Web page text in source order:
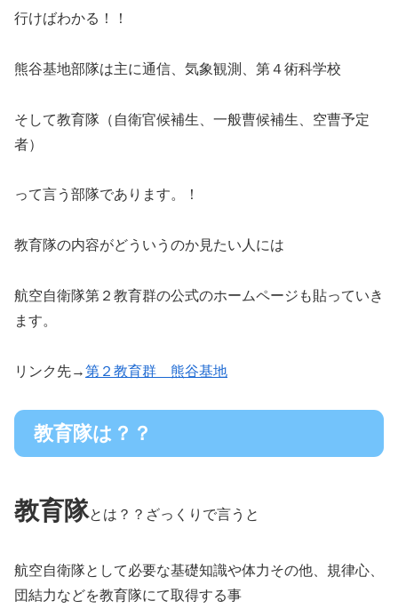
行けばわかる！！
熊谷基地部隊は主に通信、気象観測、第４術科学校
そして教育隊（自衛官候補生、一般曹候補生、空曹予定
者）
って言う部隊であります。！
教育隊の内容がどういうのか見たい人には
航空自衛隊第２教育群の公式のホームページも貼っていき
ます。
リンク先→第２教育群 熊谷基地
教育隊は？？
教育隊とは？？ざっくりで言うと
航空自衛隊として必要な基礎知識や体力その他、規律心、
団結力などを教育隊にて取得する事